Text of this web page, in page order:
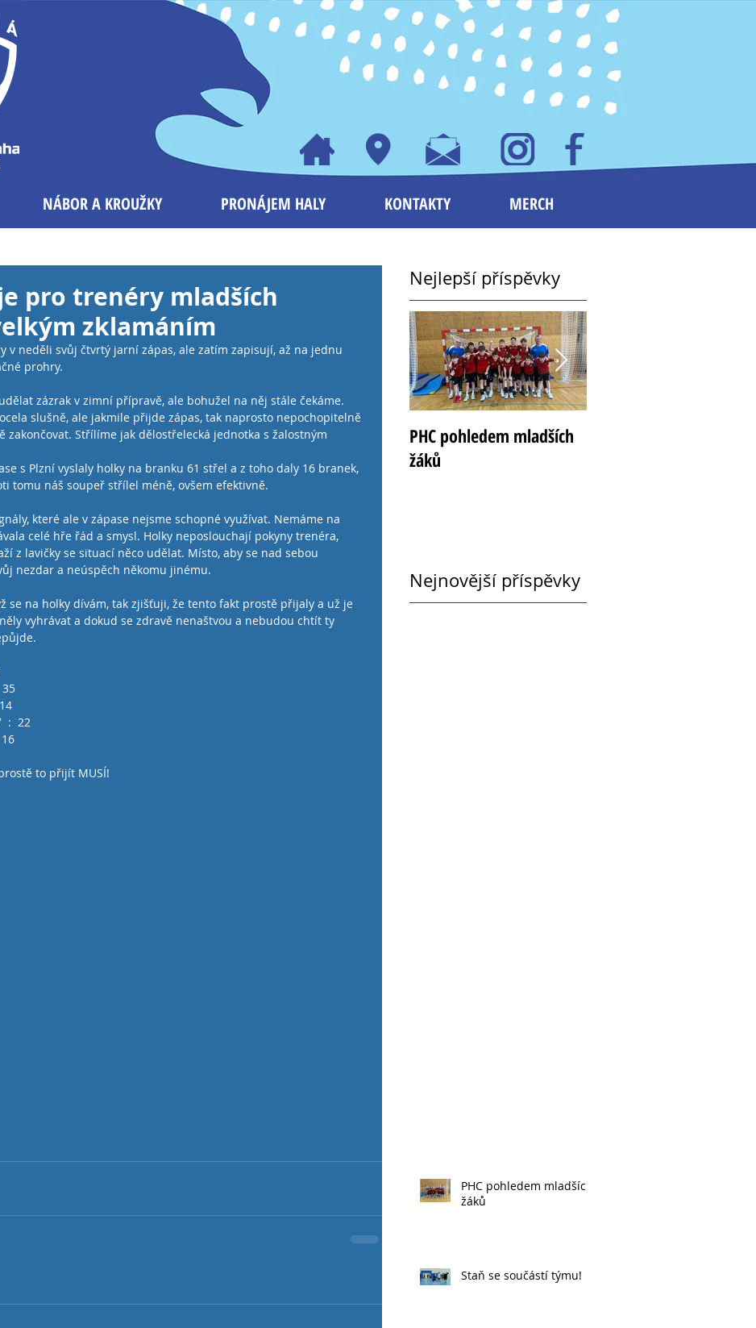
NÁBOR A KROUŽKY PRONÁJEM HALY KONTAKTY MERCH
pro trenéry mladších
zklamáním
v neděli svůj čtvrtý jarní zápas, ale zatím zapisují, až na jednu
prohry.
zázrak v zimní přípravě, ale bohužel na něj stále čekáme.
slušně, ale jakmile přijde zápas, tak naprosto nepochopitelně
zakončovat. Střílíme jak dělostřelecká jednotka s žalostným
s Plzní vyslaly holky na branku 61 střel a z toho daly 16 branek,
tomu náš soupeř střílel méně, ovšem efektivně.
které ale v zápase nejsme schopné využívat. Nemáme na
celé hře řád a smysl. Holky neposlouchají pokyny trenéra,
z lavičky se situací něco udělat. Místo, aby se nad sebou
nezdar a neúspěch někomu jinému.
se na holky dívám, tak zjišťuji, že tento fakt prostě přijaly a už je
vyhrávat a dokud se zdravě nenaštvou a nebudou chtít ty
:  22
to přijít MUSÍ!
Nejlepší příspěvky
PHC pohledem mladších
žáků
Nejnovější příspěvky
PHC pohledem mladších
žáků
Staň se součástí týmu!